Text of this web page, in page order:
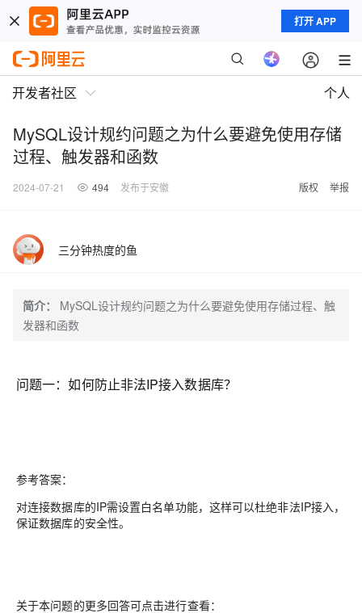
打开 APP
开发者社区 个人
MySQL设计规约问题之为什么要避免使用存储
过程、触发器和函数
2024-07-21 494 发布于安徽 版权 举报
三分钟热度的鱼
简介：
MySQL设计规约问题之为什么要避免使用存储过程、触
发器和函数
问题一：如何防止非法IP接入数据库？
参考答案：
对连接数据库的IP需设置白名单功能，这样可以杜绝非法IP接入，
保证数据库的安全性。
关于本问题的更多回答可点击进行查看：